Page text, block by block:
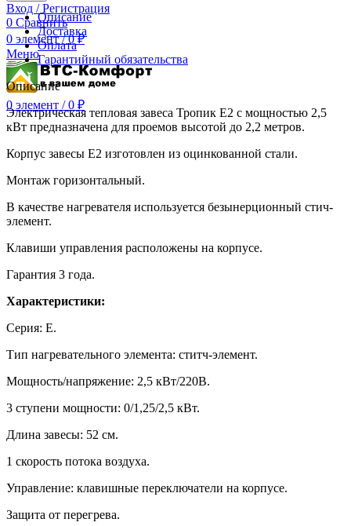
Вход / Регистрация
0 Сравнить
0 элемент / 0₽
Меню
0 элемент / 0 ₽
Описание
Доставка
Оплата
Гарантийный обязательства
Описание
Электрическая тепловая завеса Тропик E2 с мощностью 2,5
кВт предназначена для проемов высотой до 2,2 метров.
Корпус завесы E2 изготовлен из оцинкованной стали.
Монтаж горизонтальный.
В качестве нагревателя используется безынерционный стич-
элемент.
Клавиши управления расположены на корпусе.
Гарантия 3 года.
Характеристики:
Серия: Е.
Тип нагревательного элемента: ститч-элемент.
Мощность/напряжение: 2,5 кВт/220В.
3 ступени мощности: 0/1,25/2,5 кВт.
Длина завесы: 52 см.
1 скорость потока воздуха.
Управление: клавишные переключатели на корпусе.
Защита от перегрева.